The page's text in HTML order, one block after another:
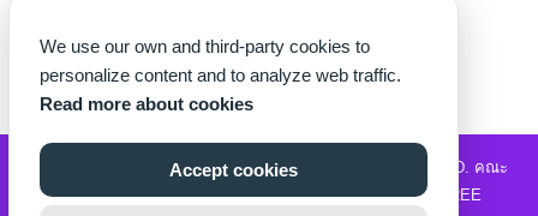
Line
©2026 WWW.THECHETTER.COM. ALL RIGHTS RESERVED. คณะ
วิทยาศาสตร์และเทคโนโลยี|รับซื้อแบรนด์เนม|MOVIE2FREE
We use our own and third-party cookies to
personalize content and to analyze web traffic.
Read more about cookies
Accept cookies